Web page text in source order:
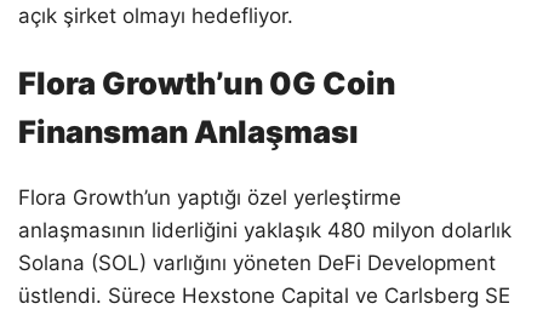
açık şirket olmayı hedefliyor.
Flora Growth’un 0G Coin
Finansman Anlaşması
Flora Growth’un yaptığı özel yerleştirme
anlaşmasının liderliğini yaklaşık 480 milyon dolarlık
Solana (SOL) varlığını yöneten DeFi Development
üstlendi. Sürece Hexstone Capital ve Carlsberg SE